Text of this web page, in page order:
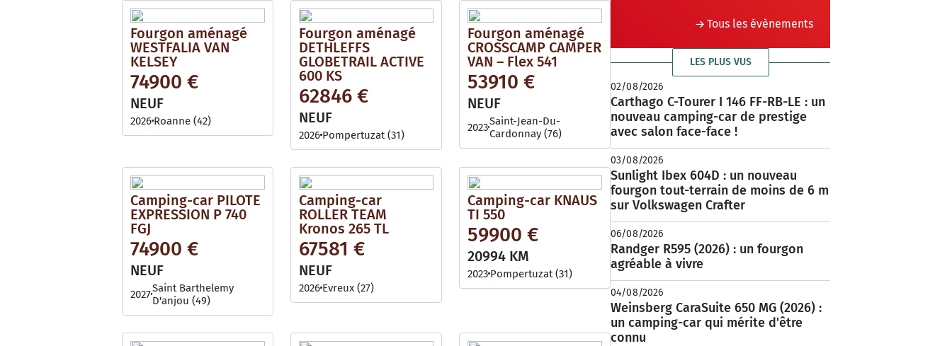
Fourgon aménagé
WESTFALIA VAN
KELSEY
74900 €
NEUF
2026 Roanne (42)
Fourgon aménagé
DETHLEFFS
GLOBETRAIL ACTIVE
600 KS
62846 €
NEUF
2026 Pompertuzat (31)
Fourgon aménagé
CROSSCAMP CAMPER
VAN – Flex 541
53910 €
NEUF
2023Saint-Jean-Du-
Cardonnay (76)
Camping-car PILOTE
EXPRESSION P 740
FGJ
74900 €
NEUF
2027Saint Barthelemy
D'anjou (49)
Camping-car
ROLLER TEAM
Kronos 265 TL
67581 €
NEUF
2026 Evreux (27)
Camping-car KNAUS
TI 550
59900 €
20994 KM
2023 Pompertuzat (31)
Tous les évènements
LES PLUS VUS
02/08/2026
Carthago C-Tourer I 146 FF-RB-LE : un
nouveau camping-car de prestige
avec salon face-face !
03/08/2026
Sunlight Ibex 604D : un nouveau
fourgon tout-terrain de moins de 6 m
sur Volkswagen Crafter
06/08/2026
Randger R595 (2026) : un fourgon
agréable à vivre
04/08/2026
Weinsberg CaraSuite 650 MG (2026) :
un camping-car qui mérite d'être
connu